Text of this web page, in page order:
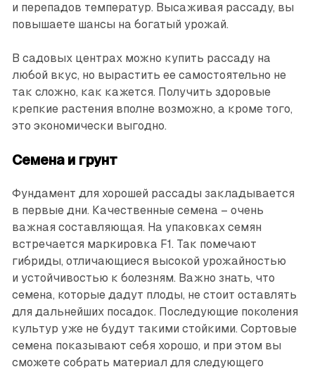
и перепадов температур. Высаживая рассаду, вы
повышаете шансы на богатый урожай.
В садовых центрах можно купить рассаду на
любой вкус, но вырастить ее самостоятельно не
так сложно, как кажется. Получить здоровые
крепкие растения вполне возможно, а кроме того,
это экономически выгодно.
Семена и грунт
Фундамент для хорошей рассады закладывается
в первые дни. Качественные семена – очень
важная составляющая. На упаковках семян
встречается маркировка F1. Так помечают
гибриды, отличающиеся высокой урожайностью
и устойчивостью к болезням. Важно знать, что
семена, которые дадут плоды, не стоит оставлять
для дальнейших посадок. Последующие поколения
культур уже не будут такими стойкими. Сортовые
семена показывают себя хорошо, и при этом вы
сможете собрать материал для следующего